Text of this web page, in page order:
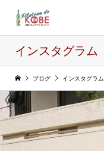
インスタグラム
ブログ インスタグラム